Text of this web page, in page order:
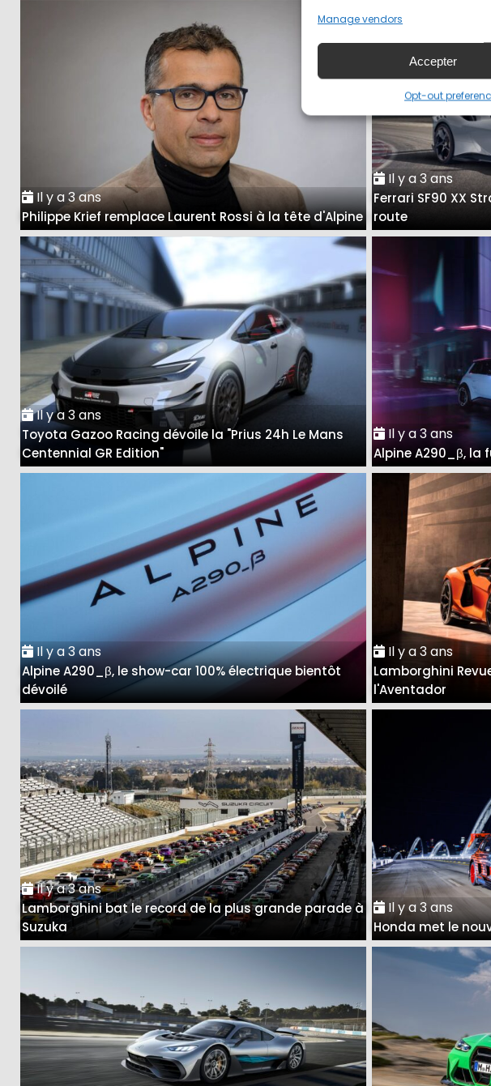
Manage vendors
Accepter
Opt-out
Il y a 3 ans
Philippe Krief remplace Laurent Rossi à la tête d'Alpine
Il y a 3 ans
Ferrari SF90 XX
route
Il y a 3 ans
Toyota Gazoo Racing dévoile la "Prius 24h Le Mans
Centennial GR Edition"
Il y a 3 ans
Alpine A290_β, la
Il y a 3 ans
Alpine A290_β, le show-car 100% électrique bientôt
dévoilé
Il y a 3 ans
Lamborghini
l'Aventador
Il y a 3 ans
Lamborghini bat le record de la plus grande parade à
Suzuka
Il y a 3 ans
Honda met le